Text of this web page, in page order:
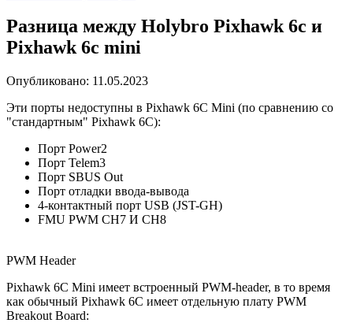
Разница между Holybro Pixhawk 6c и
Pixhawk 6c mini
Опубликовано: 11.05.2023
Эти порты недоступны в Pixhawk 6C Mini (по сравнению со
"стандартным" Pixhawk 6C):
Порт Power2
Порт Telem3
Порт SBUS Out
Порт отладки ввода-вывода
4-контактный порт USB (JST-GH)
FMU PWM CH7 И CH8
PWM Header
Pixhawk 6C Mini имеет встроенный PWM-header, в то время
как обычный Pixhawk 6C имеет отдельную плату PWM
Breakout Board: